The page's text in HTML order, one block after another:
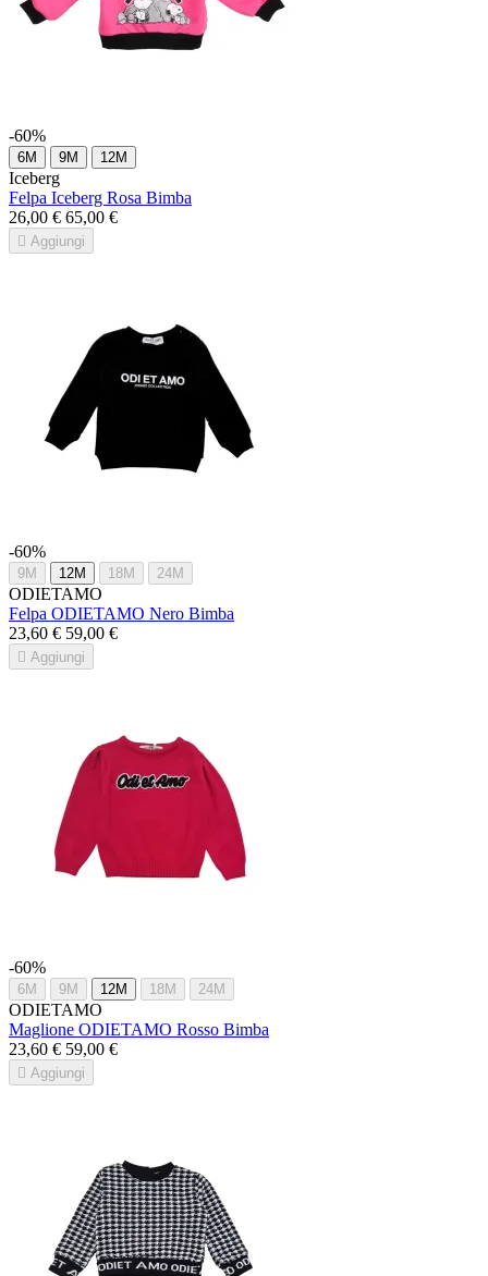
-60%
6M 9M 12M
Iceberg
Felpa Iceberg Rosa Bimba
26,00 € 65,00 €
 Aggiungi
-60%
9M 12M 18M 24M
ODIETAMO
Felpa ODIETAMO Nero Bimba
23,60 € 59,00 €
 Aggiungi
-60%
6M 9M 12M 18M 24M
ODIETAMO
Maglione ODIETAMO Rosso Bimba
23,60 € 59,00 €
 Aggiungi